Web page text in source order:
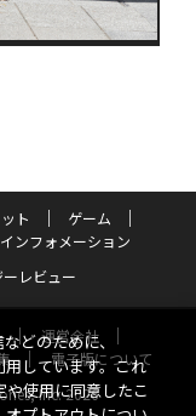
ト
ゲーム
インフォメーション
レビュー
運営会社
電子版について
Inc. 2026
どのために、
しています。これ
使用に同意したこ